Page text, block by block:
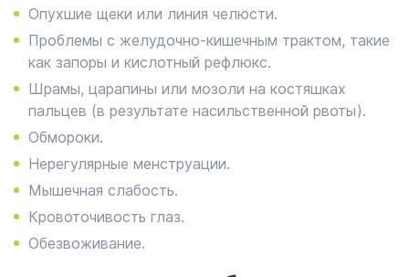
Опухшие щеки или линия челюсти.
Проблемы с желудочно-кишечным трактом, такие
как запоры и кислотный рефлюкс.
Шрамы, царапины или мозоли на костяшках
пальцев (в результате насильственной рвоты).
Обмороки.
Нерегулярные менструации.
Мышечная слабость.
Кровоточивость глаз.
Обезвоживание.